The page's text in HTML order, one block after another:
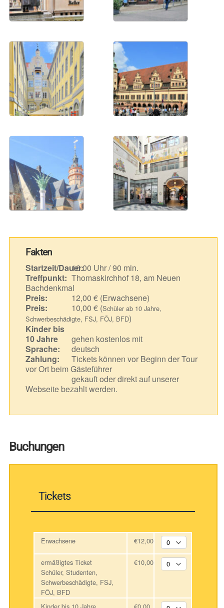
Fakten
Startzeit/Dauer:16.00 Uhr / 90 min.
Treffpunkt: Thomaskirchhof 18, am Neuen
Bachdenkmal
Preis:
12,00 € (Erwachsene)
Preis:
10,00 € (Schüler ab 10 Jahre,
Schwerbeschädigte, FSJ, FÖJ, BFD)
Kinder bis
10 Jahre
gehen kostenlos mit
Sprache:
deutsch
Zahlung:
Tickets können vor Beginn der Tour
vor Ort beim Gästeführer
gekauft oder direkt auf unserer
Webseite bezahlt werden.
Buchungen
Tickets
Erwachsene €12,00
ermäßigtes Ticket
Schüler, Studenten,
Schwerbeschädigte, FSJ,
FÖJ, BFD
€10,00